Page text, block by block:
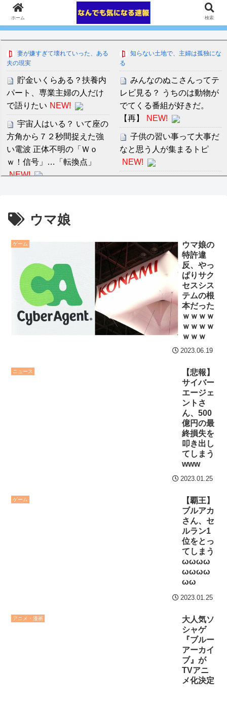
妻が嫌すぎて壊れていった、ある
夫の現実
貯金いくらある？扶養内
パート、専業主婦の人だけ
で語りたい NEW!
宇宙人はいる？ いて座の
方角から７２秒間捉えた強
い電波 正体不明の「Ｗｏ
ｗ！信号」…「転換点」
NEW!
【阪神】佐藤輝明、高橋
京セラドームはテルコール
サカつく2026 半年プレ
イした結論 NEW!
クレバテスⅡ-魔獣の王と
偽りの勇者伝承- 第4話 感
想：敵を探すよりトアの書
【画像】発達障害の子ど
れた夫婦としての時間をひ
知らない土地で、主婦は孤独にな
る
みんなのぬこさんってテ
レビ見る？ うちのは動物が
でてくる番組が好きだ。
【再】
NEW!
子供の習い事って大事だ
なと思う人が集まるトピ
NEW!
【地獄のような聴聞会】
Ｗ杯１次Ｌ敗退の韓国 議員
が「なぜ負けたのか？」ソ
ン・フンミン先発落ちは
「監督の報復」
すまん熊本やがコンビニ
に食品も水もない
ディズニーが「大課金時
代」に突入！アトラクショ
ンパスがどれもこれも1500
海外「日本よ、お前がナ
ンバーワンだ」 熊本地震直
後の日本の対応のスピード
【第7話予告】水10ドラ
マ『ラムネモンキー』 トレ
36歳の彼女と結婚したい
のに、家族が猛反対。家族
から信じられない言葉が飛
「本気で潰しにきてる」
滝沢秀明の新オーディショ
Powered by livedoor 相
ウマ娘
ゲーム
ウマ娘の
特許違
反、やっ
ぱりサク
セスシス
テムの根
本だった
ｗｗｗｗ
ｗｗｗｗ
ｗｗｗ
2023.06.19
ニュース
【悲報】
サイバー
エージェ
ントさ
ん、500
億円の最
終損失を
叩き出し
てしまう
www
2023.01.25
ゲーム
【覇王】
ブルアカ
さん、セ
ルラン1
位をとっ
てしまう
ωωωω
ωωωω
ωω
2023.01.25
アニメ・漫画
大人気ソ
シャゲ
『ブルー
アーカイ
ブ』が
TVアニ
メ化決定
ホーム 検索